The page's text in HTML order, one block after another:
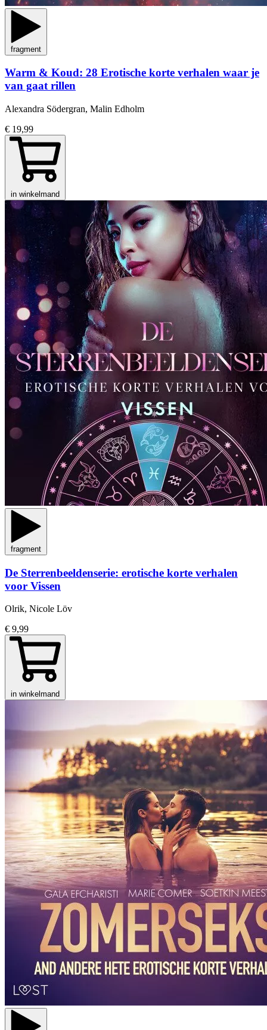
fragment
Warm & Koud: 28 Erotische korte verhalen waar je
van gaat rillen
Alexandra Södergran, Malin Edholm
€ 19,99
in winkelmand
fragment
De Sterrenbeeldenserie: erotische korte verhalen
voor Vissen
Olrik, Nicole Löv
€ 9,99
in winkelmand